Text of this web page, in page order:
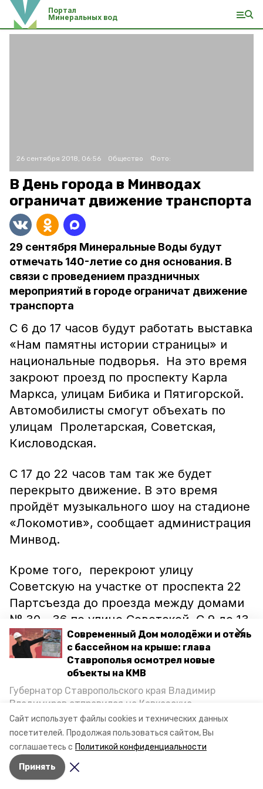
Сайт использует файлы cookies и технических данных
посетителей. Продолжая пользоваться сайтом, Вы
соглашаетесь с Политикой конфиденциальности
Принять
Современный Дом молодёжи и отель
с бассейном на крыше: глава
Ставрополья осмотрел новые
объекты на КМВ
Губернатор Ставропольского края Владимир
Владимиров отправился на Кавказские
Минеральные Воды, чтобы проинспектировать
строительство объектов в Кисловодске и
Минводах, а также выслушать предложения о
постройке новых точек притяжения для местных
жителей. Подробнее — в материале «Победы26».
Портал
Минеральных вод
26 сентября 2018, 06:56 Общество Фото:
В День города в Минводах
ограничат движение транспорта
29 сентября Минеральные Воды будут
отмечать 140-летие со дня основания. В
связи с проведением праздничных
мероприятий в городе ограничат движение
транспорта
С 6 до 17 часов будут работать выставка
«Нам памятны истории страницы» и
национальные подворья. На это время
закроют проезд по проспекту Карла
Маркса, улицам Бибика и Пятигорской.
Автомобилисты смогут объехать по
улицам Пролетарская, Советская,
Кисловодская.
С 17 до 22 часов там так же будет
перекрыто движение. В это время
пройдёт музыкального шоу на стадионе
«Локомотив», сообщает администрация
Минвод.
Кроме того, перекроют улицу
Советскую на участке от проспекта 22
Партсъезда до проезда между домами
№ 30 - 36 по улице Советской. С 9 до 13
часов будет проходить «Байк-
шоу».Объезд - по улицам 50 лет
Октября и Бибика.
Ранее сообщалось, что в
Минераловодском округеперекрывали
въезд на завод Новотерский.
Авторы: Ольга Дьякова